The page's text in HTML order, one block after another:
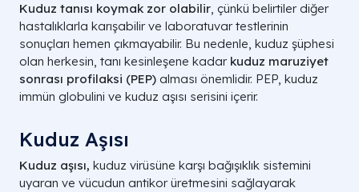
Kuduz tanısı koymak zor olabilir, çünkü belirtiler diğer
hastalıklarla karışabilir ve laboratuvar testlerinin
sonuçları hemen çıkmayabilir. Bu nedenle, kuduz şüphesi
olan herkesin, tanı kesinleşene kadar kuduz maruziyet
sonrası profilaksi (PEP) alması önemlidir. PEP, kuduz
immün globulini ve kuduz aşısı serisini içerir.
Kuduz Aşısı
Kuduz aşısı, kuduz virüsüne karşı bağışıklık sistemini
uyaran ve vücudun antikor üretmesini sağlayarak